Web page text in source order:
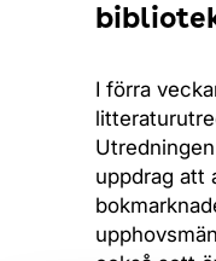
I förra
uppdrag att